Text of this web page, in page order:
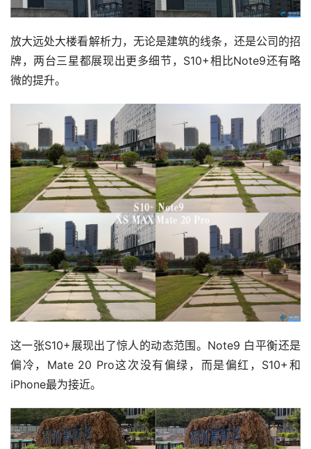
放大远处大楼看解析力，无论是建筑的线条，还是公司的招
牌，两台三星都展现出更多细节，S10+相比Note9还有略
微的提升。
这一张S10+展现出了惊人的动态范围。Note9 白平衡还是
偏冷，Mate 20 Pro这次没有偏绿，而是偏红，S10+和
iPhone最为接近。